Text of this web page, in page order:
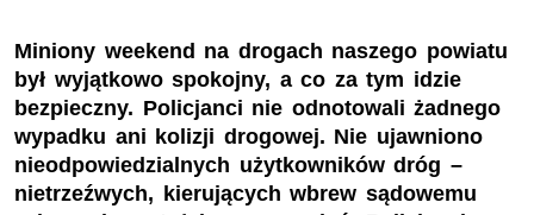
Miniony weekend na drogach naszego powiatu
był wyjątkowo spokojny, a co za tym idzie
bezpieczny. Policjanci nie odnotowali żadnego
wypadku ani kolizji drogowej. Nie ujawniono
nieodpowiedzialnych użytkowników dróg –
nietrzeźwych, kierujących wbrew sądowemu